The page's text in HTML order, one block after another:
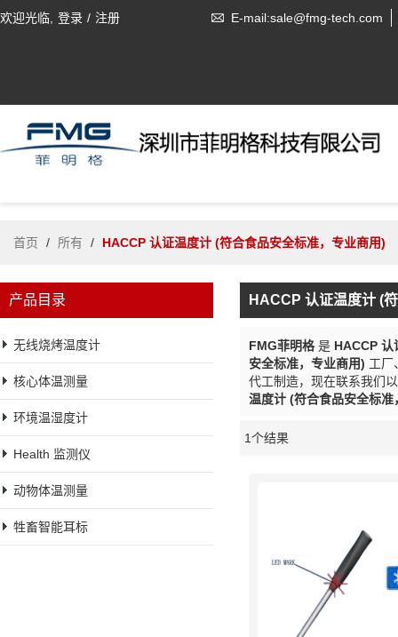
欢迎光临, 登录 / 注册 E-mail:sale@fmg-tech.com
首页 / 所有 / HACCP 认证温度计 (符合食品安全标准，专业商用)
产品目录
无线烧烤温度计
核心体温测量
环境温湿度计
Health 监测仪
动物体温测量
牲畜智能耳标
HACCP 认证温度计 (
FMG菲明格是 HACCP 认
安全标准，专业商用) 工厂
代工制造，现在联系我们
温度计 (符合食品安全标准
1个结果